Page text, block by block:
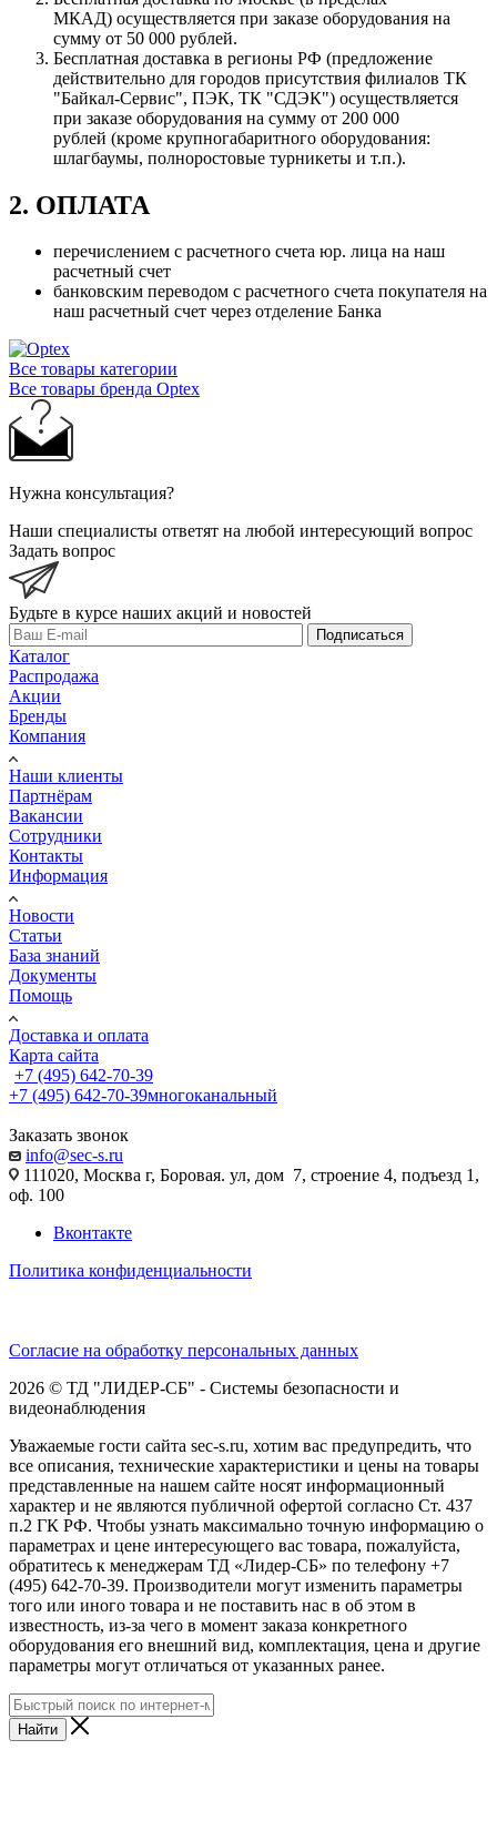
МКАД) осуществляется при заказе оборудования на
сумму от 50 000 рублей.
Бесплатная доставка в регионы РФ (предложение
действительно для городов присутствия филиалов ТК
"Байкал-Сервис", ПЭК, ТК "СДЭК") осуществляется
при заказе оборудования на сумму от 200 000
рублей (кроме крупногабаритного оборудования:
шлагбаумы, полноростовые турникеты и т.п.).
2. ОПЛАТА
перечислением с расчетного счета юр. лица на наш
расчетный счет
банковским переводом с расчетного счета покупателя на
наш расчетный счет через отделение Банка
Все товары категории
Все товары бренда Optex
Нужна консультация?
Наши специалисты ответят на любой интересующий вопрос
Задать вопрос
Будьте в курсе наших акций и новостей
Подписаться
Каталог
Распродажа
Акции
Бренды
Компания
Наши клиенты
Партнёрам
Вакансии
Сотрудники
Контакты
Информация
Новости
Статьи
База знаний
Документы
Помощь
Доставка и оплата
Карта сайта
+7 (495) 642-70-39
+7 (495) 642-70-39многоканальный
Заказать звонок
info@sec-s.ru
111020, Москва г, Боровая. ул, дом 7, строение 4, подъезд 1,
оф. 100
Вконтакте
Политика конфиденциальности
Согласие на обработку персональных данных
2026 © ТД "ЛИДЕР-СБ" - Системы безопасности и
видеонаблюдения
Уважаемые гости сайта sec-s.ru, хотим вас предупредить, что
все описания, технические характеристики и цены на товары
представленные на нашем сайте носят информационный
характер и не являются публичной офертой согласно Ст. 437
п.2 ГК РФ. Чтобы узнать максимально точную информацию о
параметрах и цене интересующего вас товара, пожалуйста,
обратитесь к менеджерам ТД «Лидер-СБ» по телефону +7
(495) 642-70-39. Производители могут изменить параметры
того или иного товара и не поставить нас в об этом в
известность, из-за чего в момент заказа конкретного
оборудования его внешний вид, комплектация, цена и другие
параметры могут отличаться от указанных ранее.
Найти